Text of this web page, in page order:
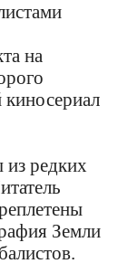
на
из редких
Земли